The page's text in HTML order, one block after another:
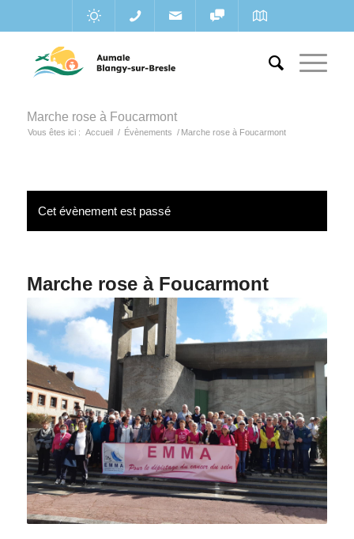
Marche rose à Foucarmont
Vous êtes ici : Accueil / Évènements / Marche rose à Foucarmont
Cet évènement est passé
Marche rose à Foucarmont